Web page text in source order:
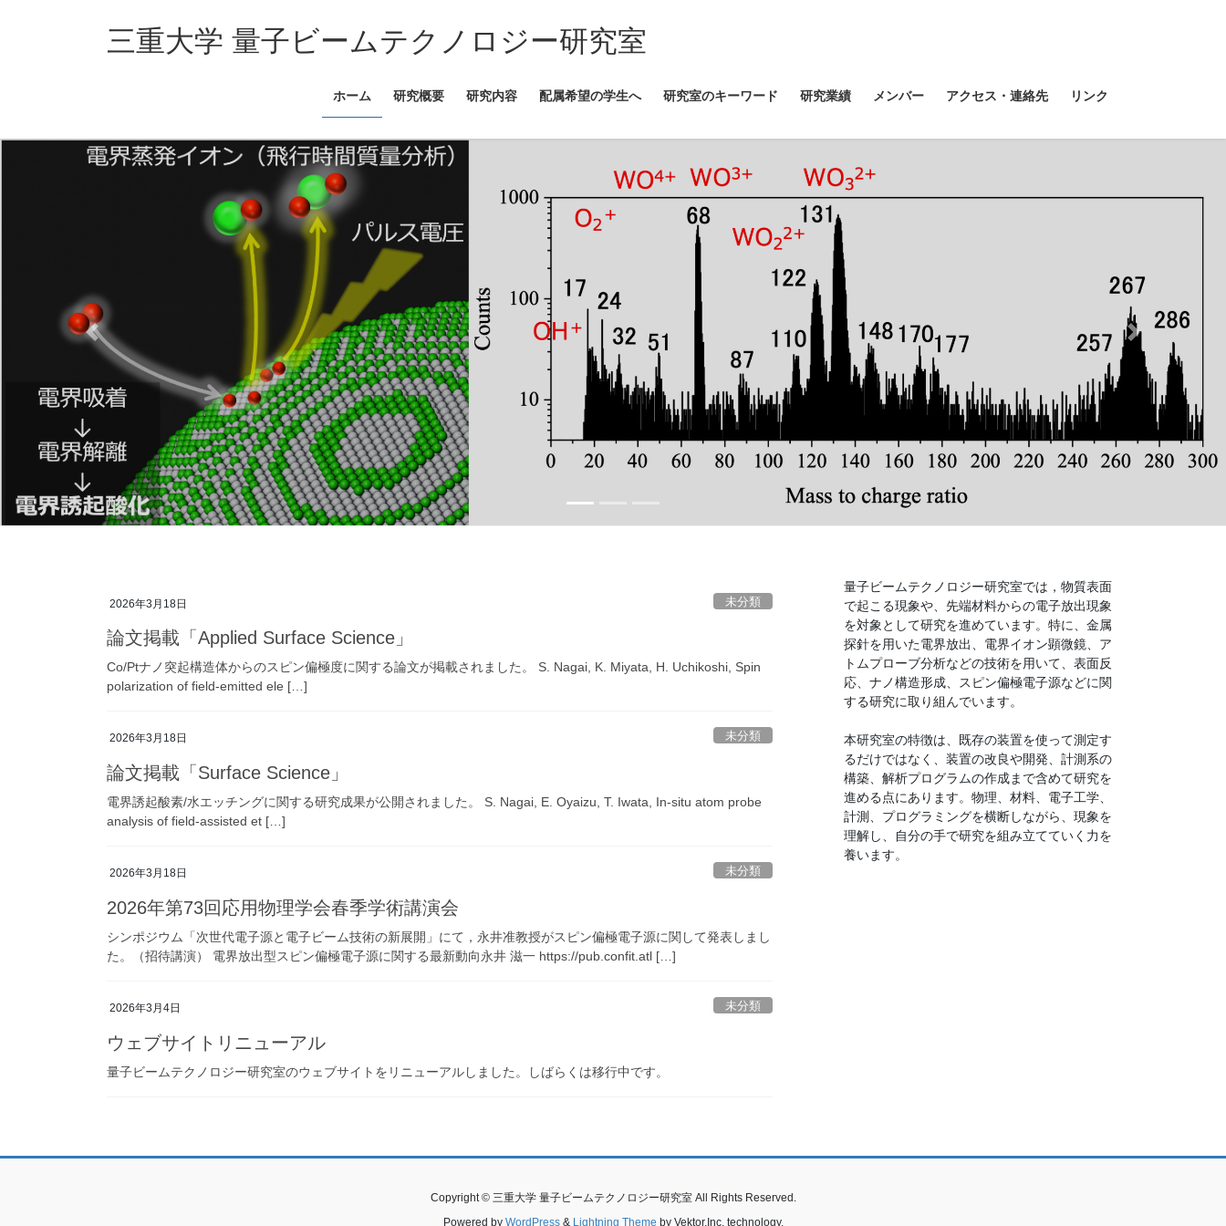
ス
ン
三重大学 量子ビームテクノロジー研究室
ホーム 研究概要 研究内容 配属希望の学生へ 研究室のキーワード 研究業績 メンバー アクセス・連絡先 リンク
Previous Next
2026年3月18日 未分類
論文掲載「Applied Surface Science」
Co/Ptナノ突起構造体からのスピン偏極度に関する論文が掲載されました。 S. Nagai, K. Miyata, H. Uchikoshi, Spin
polarization of field-emitted ele […]
2026年3月18日 未分類
論文掲載「Surface Science」
電界誘起酸素/水エッチングに関する研究成果が公開されました。 S. Nagai, E. Oyaizu, T. Iwata, In-situ atom probe
analysis of field-assisted et […]
2026年3月18日 未分類
2026年第73回応用物理学会春季学術講演会
シンポジウム「次世代電子源と電子ビーム技術の新展開」にて，永井准教授がスピン偏極電子源に関して発表しまし
た。（招待講演） 電界放出型スピン偏極電子源に関する最新動向永井 滋一 https://pub.confit.atl […]
2026年3月4日 未分類
ウェブサイトリニューアル
量子ビームテクノロジー研究室のウェブサイトをリニューアルしました。しばらくは移行中です。
量子ビームテクノロジー研究室では，物質表面
で起こる現象や、先端材料からの電子放出現象
を対象として研究を進めています。特に、金属
探針を用いた電界放出、電界イオン顕微鏡、ア
トムプローブ分析などの技術を用いて、表面反
応、ナノ構造形成、スピン偏極電子源などに関
する研究に取り組んでいます。
本研究室の特徴は、既存の装置を使って測定す
るだけではなく、装置の改良や開発、計測系の
構築、解析プログラムの作成まで含めて研究を
進める点にあります。物理、材料、電子工学、
計測、プログラミングを横断しながら、現象を
理解し、自分の手で研究を組み立てていく力を
養います。
Copyright © 三重大学 量子ビームテクノロジー研究室 All Rights Reserved.
Powered by WordPress& Lightning Theme by Vektor,Inc. technology.